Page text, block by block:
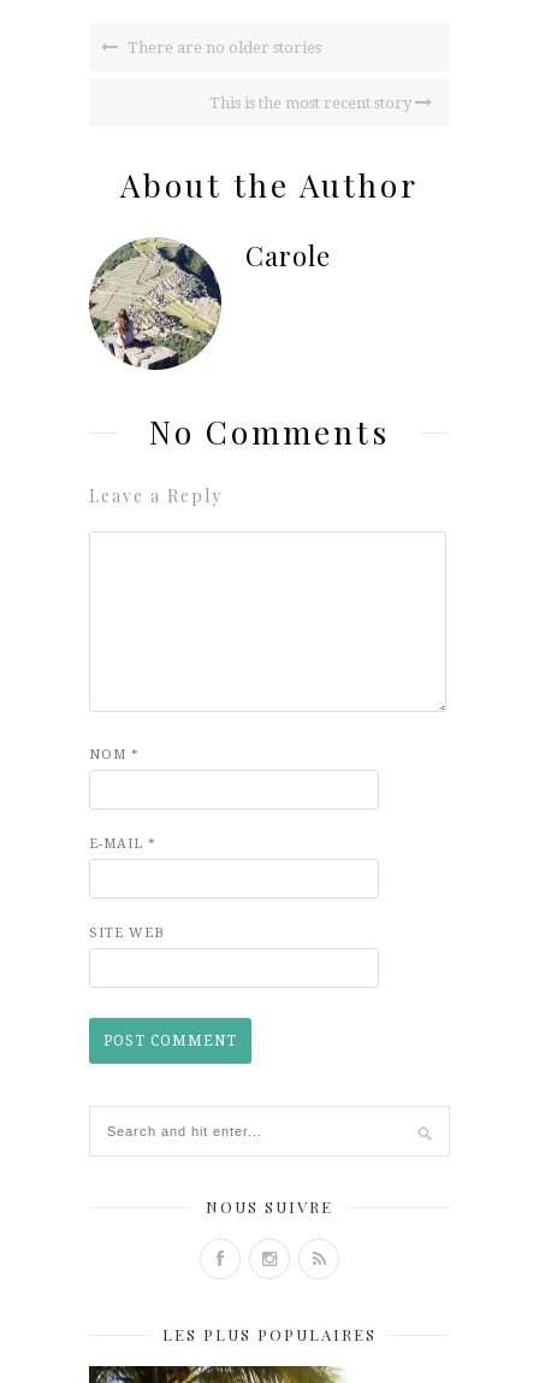
There are no older stories
This is the most recent story
About the Author
Carole
No Comments
Leave a Reply
NOM *
E-MAIL *
SITE WEB
NOUS SUIVRE
LES PLUS POPULAIRES